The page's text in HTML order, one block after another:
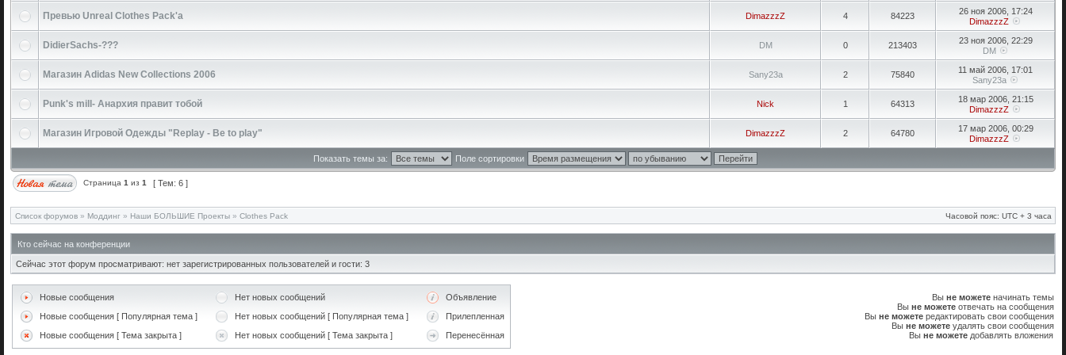
Превью Unreal Clothes Pack'a DimazzzZ 4 84223
26 ноя 2006, 17:24
DimazzzZ
DidierSachs-??? DM 0 213403
23 ноя 2006, 22:29
DM
Магазин Adidas New Collections 2006 Sany23a 2 75840
11 май 2006, 17:01
Sany23a
Punk's mill- Анархия правит тобой Nick 1 64313
18 мар 2006, 21:15
DimazzzZ
Магазин Игровой Одежды "Replay - Be to play" DimazzzZ 2 64780
17 мар 2006, 00:29
DimazzzZ
Показать темы за: Поле сортировки
Страница 1 из 1 [ Тем: 6 ]
Список форумов » Моддинг » Наши БОЛЬШИЕ Проекты » Clothes Pack Часовой пояс: UTC + 3 часа
Кто сейчас на конференции
Сейчас этот форум просматривают: нет зарегистрированных пользователей и гости: 3
Новые сообщения Нет новых сообщений
Объявление
Новые сообщения [ Популярная тема ]
Нет новых сообщений [ Популярная тема ]
Прилепленная
Новые сообщения [ Тема закрыта ]
Нет новых сообщений [ Тема закрыта ] Перенесённая
Вы не можете начинать темы
Вы не можете отвечать на сообщения
Вы не можете редактировать свои сообщения
Вы не можете удалять свои сообщения
Вы не можете добавлять вложения